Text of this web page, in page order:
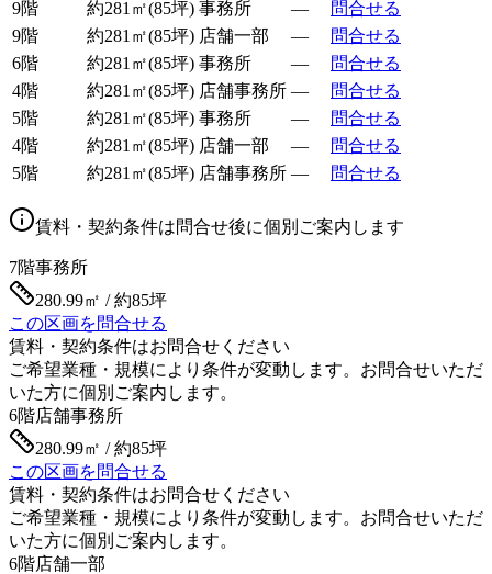
9階
約281 ㎡(85坪) 事務所 —
問合せる
9階
約281 ㎡(85坪) 店舗一部 —
問合せる
6階
約281 ㎡(85坪) 事務所 —
問合せる
4階
約281 ㎡(85坪) 店舗事務所 —
問合せる
5階
約281 ㎡(85坪) 事務所 —
問合せる
4階
約281 ㎡(85坪) 店舗一部 —
問合せる
5階
約281 ㎡(85坪) 店舗事務所 — 問合せる
賃料・契約条件は問合せ後に個別ご案内します
7階事務所
280.99㎡ / 約85坪
この区画を問合せる
賃料・契約条件はお問合せください
ご希望業種・規模により条件が変動します。お問合せいただ
いた方に個別ご案内します。
6階店舗事務所
280.99㎡ / 約85坪
この区画を問合せる
賃料・契約条件はお問合せください
ご希望業種・規模により条件が変動します。お問合せいただ
いた方に個別ご案内します。
6階店舗一部